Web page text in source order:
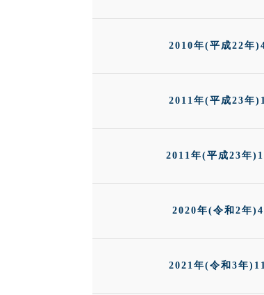
2010年(平成22年
2011年(平成23年
2011年(平成23年
2020年(令和2年)4
2021年(令和3年